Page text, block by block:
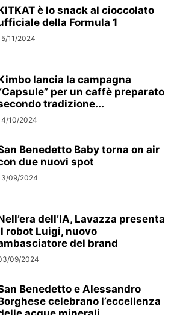
è lo snack al cioccolato
della Formula 1
11/2024
lancia la campagna
per un caffè preparato
tradizione...
10/2024
Benedetto Baby torna on air
due nuovi spot
09/2024
dell’IA, Lavazza presenta
robot Luigi, nuovo
del brand
09/2024
Benedetto e Alessandro
celebrano l’eccellenza